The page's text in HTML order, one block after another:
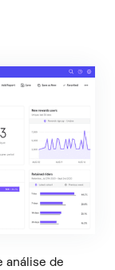
análise de